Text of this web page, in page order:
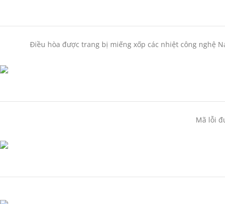
Điều hòa được trang bị miếng xốp các nhiệt công nghệ
Mã lỗi